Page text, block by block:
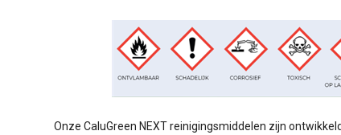
Onze CaluGreen NEXT reinigingsmiddelen zijn